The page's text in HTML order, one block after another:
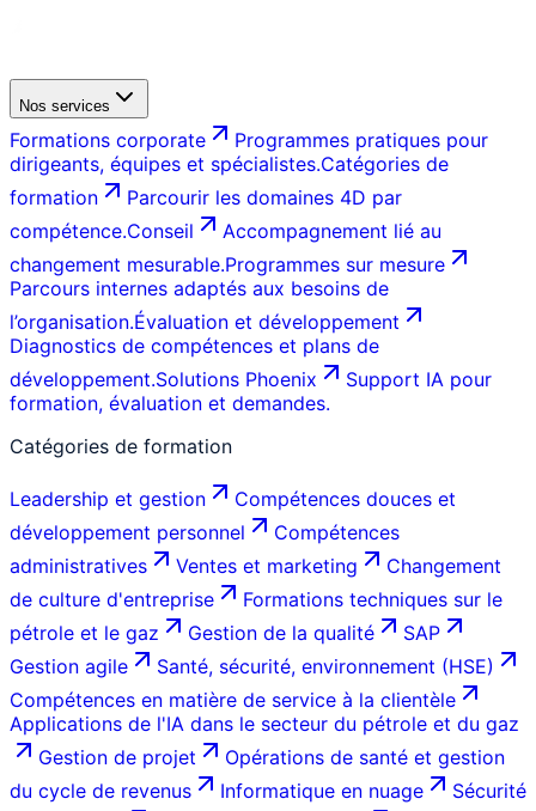
Nos services
Formations corporate
Programmes pratiques pour
dirigeants, équipes et spécialistes.Catégories de
formation
Parcourir les domaines 4D par
compétence.Conseil
Accompagnement lié au
changement mesurable.Programmes sur mesure
Parcours internes adaptés aux besoins de
l’organisation.Évaluation et développement
Diagnostics de compétences et plans de
développement.Solutions Phoenix
Support IA pour
formation, évaluation et demandes.
Catégories de formation
Leadership et gestion
Compétences douces et
développement personnel
Compétences
administratives
Ventes et marketing
Changement
de culture d'entreprise
Formations techniques sur le
pétrole et le gaz
Gestion de la qualité
SAP
Gestion agile
Santé, sécurité, environnement (HSE)
Compétences en matière de service à la clientèle
Applications de l'IA dans le secteur du pétrole et du gaz
Gestion de projet
Opérations de santé et gestion
du cycle de revenus
Informatique en nuage
Sécurité